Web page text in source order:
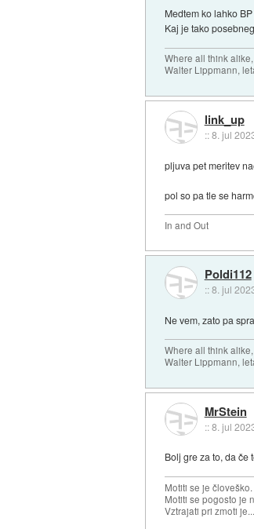
Medtem ko lahko
Kaj je tako
Where all think
Walter Lippmann,
link_up
::8. jul
pljuva pet meritev
pol so pa tle se
In and Out
Poldi112
::8. jul
Ne vem, zato pa
Where all think
Walter Lippmann,
MrStein
::8. jul
Bolj gre za to, da če
Motiti se je človeško.
Motiti se pogosto je
Vztrajati pri zmoti